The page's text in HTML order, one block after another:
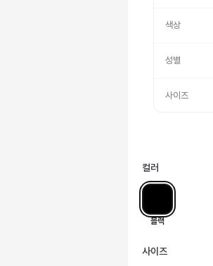
색상
성별
사이즈
컬러
블랙
사이즈